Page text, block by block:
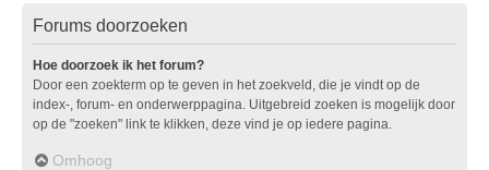
Forums doorzoeken
Hoe doorzoek ik het forum?
Door een zoekterm op te geven in het zoekveld, die je vindt op de
index-, forum- en onderwerppagina. Uitgebreid zoeken is mogelijk door
op de "zoeken" link te klikken, deze vind je op iedere pagina.
Omhoog